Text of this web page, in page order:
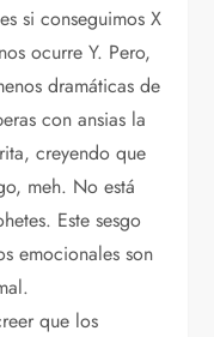
si conseguimos X
ocurre Y. Pero,
dramáticas de
con ansias la
creyendo que
meh. No está
Este sesgo
emocionales son
que los